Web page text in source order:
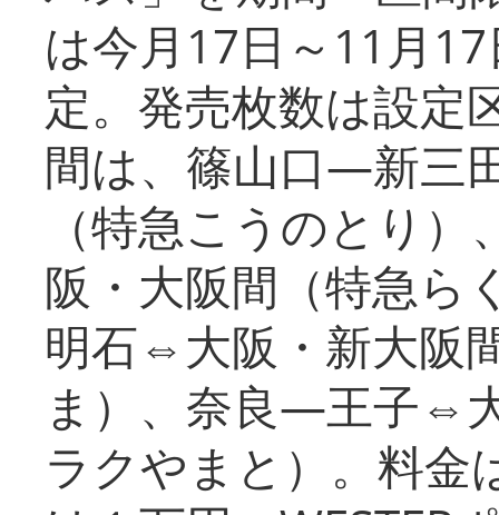
は今月17日～11月
定。発売枚数は設定
間は、篠山口―新三
（特急こうのとり
阪・大阪間（特急
明石⇔大阪・新大阪
ま）、奈良―王子⇔
ラクやまと）。料金